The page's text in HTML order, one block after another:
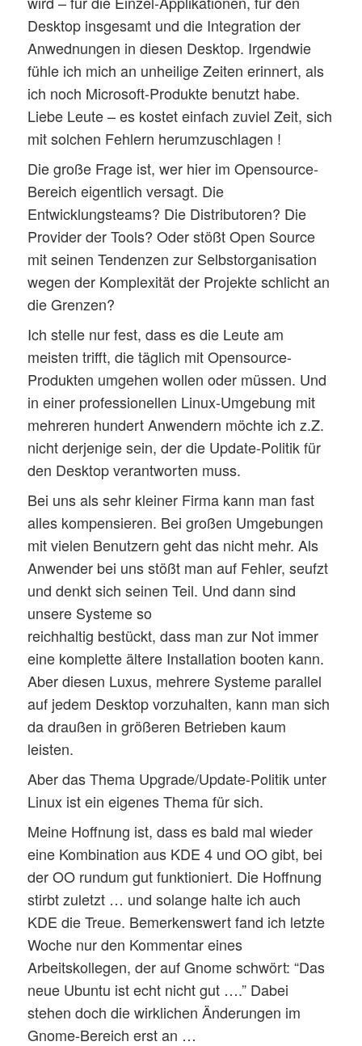
Desktop insgesamt und die Integration der
Anwednungen in diesen Desktop. Irgendwie
fühle ich mich an unheilige Zeiten erinnert, als
ich noch Microsoft-Produkte benutzt habe.
Liebe Leute – es kostet einfach zuviel Zeit, sich
mit solchen Fehlern herumzuschlagen !
Die große Frage ist, wer hier im Opensource-
Bereich eigentlich versagt. Die
Entwicklungsteams? Die Distributoren? Die
Provider der Tools? Oder stößt Open Source
mit seinen Tendenzen zur Selbstorganisation
wegen der Komplexität der Projekte schlicht an
die Grenzen?
Ich stelle nur fest, dass es die Leute am
meisten trifft, die täglich mit Opensource-
Produkten umgehen wollen oder müssen. Und
in einer professionellen Linux-Umgebung mit
mehreren hundert Anwendern möchte ich z.Z.
nicht derjenige sein, der die Update-Politik für
den Desktop verantworten muss.
Bei uns als sehr kleiner Firma kann man fast
alles kompensieren. Bei großen Umgebungen
mit vielen Benutzern geht das nicht mehr. Als
Anwender bei uns stößt man auf Fehler, seufzt
und denkt sich seinen Teil. Und dann sind
unsere Systeme so
reichhaltig bestückt, dass man zur Not immer
eine komplette ältere Installation booten kann.
Aber diesen Luxus, mehrere Systeme parallel
auf jedem Desktop vorzuhalten, kann man sich
da draußen in größeren Betrieben kaum
leisten.
Aber das Thema Upgrade/Update-Politik unter
Linux ist ein eigenes Thema für sich.
Meine Hoffnung ist, dass es bald mal wieder
eine Kombination aus KDE 4 und OO gibt, bei
der OO rundum gut funktioniert. Die Hoffnung
stirbt zuletzt … und solange halte ich auch
KDE die Treue. Bemerkenswert fand ich letzte
Woche nur den Kommentar eines
Arbeitskollegen, der auf Gnome schwört: “Das
neue Ubuntu ist echt nicht gut ….” Dabei
stehen doch die wirklichen Änderungen im
Gnome-Bereich erst an …